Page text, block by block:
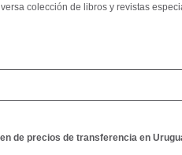
de precios de transferencia en
colección de libros y revistas